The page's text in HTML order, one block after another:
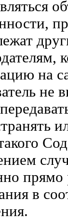
на
не
прямо
в